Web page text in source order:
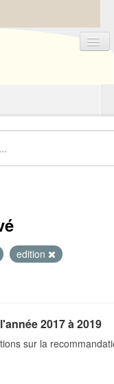
edition
2017 à 2019
sur la